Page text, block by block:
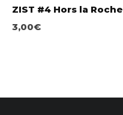
ZIST #4 Hors la Roche
3,00€